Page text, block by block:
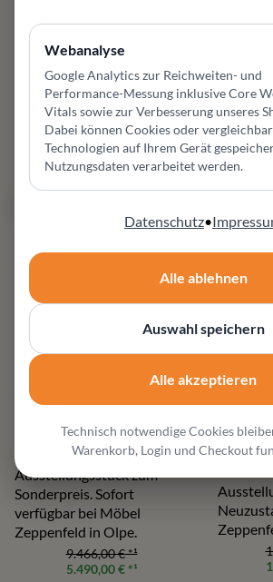
Abverkauf: Landhaus-
Essgruppe MADIRAN –
Rundeckbank, Ausziehtisch
& 2 Stühle – Eiche massiv
gekalkt
11.230,00 €*¹
990,00 € *¹
WEIBELWEIBEL INTERTIME
Sofa Mellow von Weibel,
Ausstellgunsstück
Funktionssofa in Ocean
Steingrau als
Ausstellungsstück zum
Sonderpreis. Sofort
verfügbar bei Möbel
Zeppenfeld in Olpe.
9.466,00 €*¹
5.490,00 €*¹
cm.
Webanalyse
Google Analytics zur Reichweiten- und
Performance-Messung inklusive Core
Vitals sowie zur Verbesserung unseres
Dabei können Cookies oder
Technologien auf Ihrem Gerät
Nutzungsdaten verarbeitet werden.
Datenschutz•
Alle ablehnen
Auswahl speichern
Alle akzeptieren
Technisch notwendige Cookies
Warenkorb, Login und Checkout